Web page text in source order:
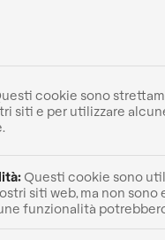
cookie sono
siti e per utilizzare
Questi cookie sono
siti web, ma non sono
funzionalità